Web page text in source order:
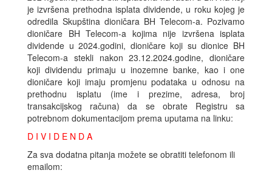
je izvršena prethodna isplata dividende, u roku kojeg je
odredila Skupština dioničara BH Telecom-a. Pozivamo
dioničare BH Telecom-a kojima nije izvršena isplata
dividende u 2024.godini, dioničare koji su dionice BH
Telecom-a stekli nakon 23.12.2024.godine, dioničare
koji dividendu primaju u inozemne banke, kao i one
dioničare koji imaju promjenu podataka u odnosu na
prethodnu isplatu (ime i prezime, adresa, broj
transakcijskog računa) da se obrate Registru sa
potrebnom dokumentacijom prema uputama na linku:
D I V I D E N D A
Za sva dodatna pitanja možete se obratiti telefonom ili
emailom: